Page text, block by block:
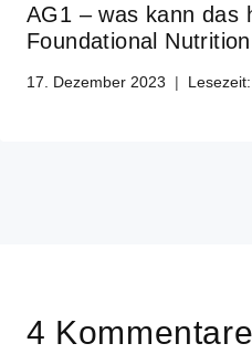
AG1 – was kann das
Foundational
17. Dezember 2023 Lesezeit:
4 Kommentare